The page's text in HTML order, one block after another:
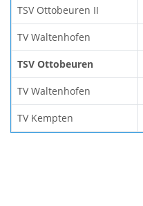
TSV Ottobeuren II
TV Waltenhofen
TSV Ottobeuren
TV Waltenhofen
TV Kempten